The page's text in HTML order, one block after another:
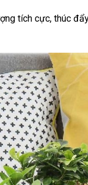
tích cực, thúc